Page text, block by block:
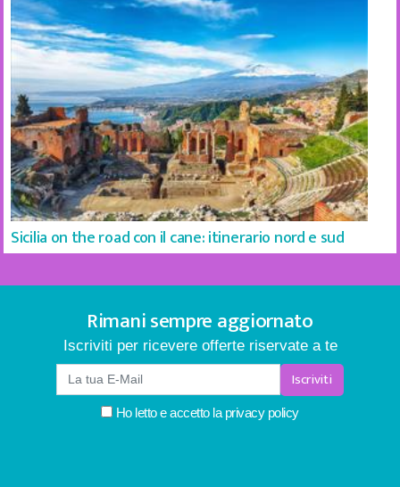
Sicilia on the road con il cane: itinerario nord e sud
Rimani sempre aggiornato
Iscriviti per ricevere offerte riservate a te
Iscriviti
Ho letto e accetto la privacy policy